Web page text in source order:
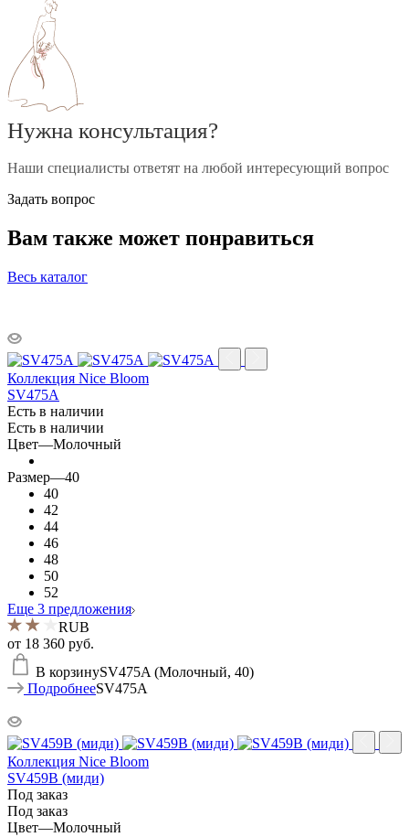
Нужна консультация?
Наши специалисты ответят на любой интересующий вопрос
Задать вопрос
Вам также может понравиться
Весь каталог
Коллекция Nice Bloom
SV475A
Есть в наличии
Есть в наличии
Цвет—Молочный
Размер—40
40
42
44
46
48
50
52
Еще 3 предложения
RUB
от 18 360 руб.
В корзинуSV475A (Молочный, 40)
ПодробнееSV475A
Коллекция Nice Bloom
SV459B (миди)
Под заказ
Под заказ
Цвет—Молочный